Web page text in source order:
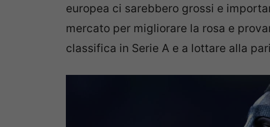
europea ci sarebbero grossi e
mercato per migliorare la rosa e
classifica in Serie A e a lottare alla